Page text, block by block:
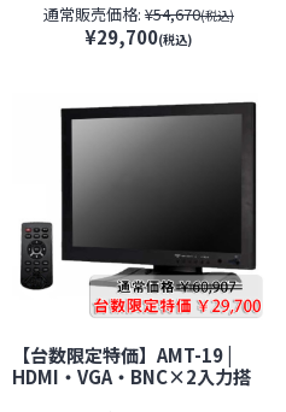
ラ 台数限定
通常販売価格: ¥54,670(税込)
¥29,700(税込)
【台数限定特価】AMT-19 |
HDMI・VGA・BNC×2入力搭